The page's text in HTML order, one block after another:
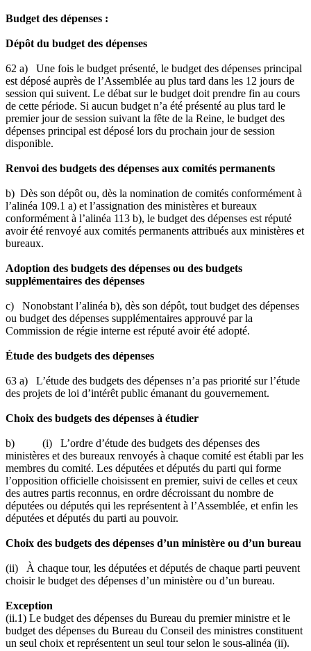
Budget des dépenses :
Dépôt du budget des dépenses
62 a) Une fois le budget présenté, le budget des dépenses principal
est déposé auprès de l’Assemblée au plus tard dans les 12 jours de
session qui suivent. Le débat sur le budget doit prendre fin au cours
de cette période. Si aucun budget n’a été présenté au plus tard le
premier jour de session suivant la fête de la Reine, le budget des
dépenses principal est déposé lors du prochain jour de session
disponible.
Renvoi des budgets des dépenses aux comités permanents
b) Dès son dépôt ou, dès la nomination de comités conformément à
l’alinéa 109.1 a) et l’assignation des ministères et bureaux
conformément à l’alinéa 113 b), le budget des dépenses est réputé
avoir été renvoyé aux comités permanents attribués aux ministères et
bureaux.
Adoption des budgets des dépenses ou des budgets
supplémentaires des dépenses
c) Nonobstant l’alinéa b), dès son dépôt, tout budget des dépenses
ou budget des dépenses supplémentaires approuvé par la
Commission de régie interne est réputé avoir été adopté.
Étude des budgets des dépenses
63 a) L’étude des budgets des dépenses n’a pas priorité sur l’étude
des projets de loi d’intérêt public émanant du gouvernement.
Choix des budgets des dépenses à étudier
b) (i) L’ordre d’étude des budgets des dépenses des
ministères et des bureaux renvoyés à chaque comité est établi par les
membres du comité. Les députées et députés du parti qui forme
l’opposition officielle choisissent en premier, suivi de celles et ceux
des autres partis reconnus, en ordre décroissant du nombre de
députées ou députés qui les représentent à l’Assemblée, et enfin les
députées et députés du parti au pouvoir.
Choix des budgets des dépenses d’un ministère ou d’un bureau
(ii) À chaque tour, les députées et députés de chaque parti peuvent
choisir le budget des dépenses d’un ministère ou d’un bureau.
Exception
(ii.1) Le budget des dépenses du Bureau du premier ministre et le
budget des dépenses du Bureau du Conseil des ministres constituent
un seul choix et représentent un seul tour selon le sous-alinéa (ii).